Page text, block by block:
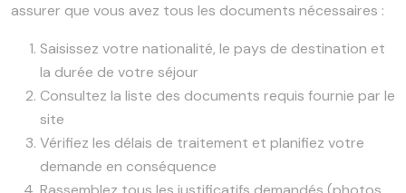
assurer que vous avez tous les documents nécessaires :
Saisissez votre nationalité, le pays de destination et
la durée de votre séjour
Consultez la liste des documents requis fournie par le
site
Vérifiez les délais de traitement et planifiez votre
demande en conséquence